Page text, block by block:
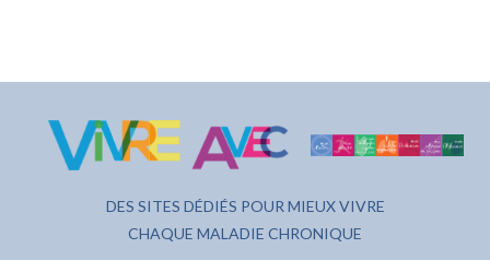
DES SITES DÉDIÉS POUR MIEUX VIVRE
CHAQUE MALADIE CHRONIQUE